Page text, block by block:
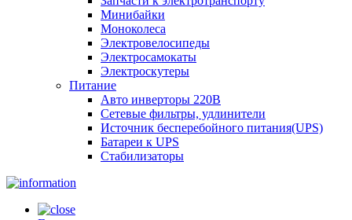
Минибайки
Моноколеса
Электровелосипеды
Электросамокаты
Электроскутеры
Питание
Авто инверторы 220В
Сетевые фильтры, удлинители
Источник бесперебойного питания(UPS)
Батареи к UPS
Стабилизаторы